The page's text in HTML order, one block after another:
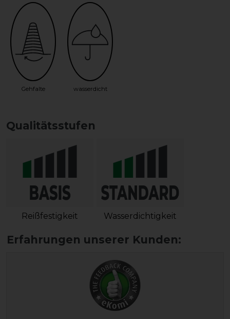
Gehfalte wasserdicht
Qualitätsstufen
Reißfestigkeit Wasserdichtigkeit